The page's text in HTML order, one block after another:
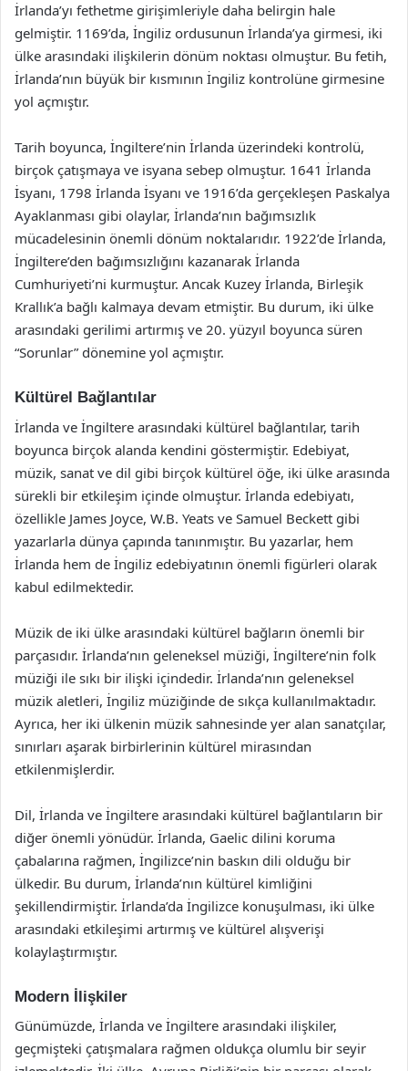
İrlanda’yı fethetme girişimleriyle daha belirgin hale
gelmiştir. 1169’da, İngiliz ordusunun İrlanda’ya girmesi, iki
ülke arasındaki ilişkilerin dönüm noktası olmuştur. Bu fetih,
İrlanda’nın büyük bir kısmının İngiliz kontrolüne girmesine
yol açmıştır.
Tarih boyunca, İngiltere’nin İrlanda üzerindeki kontrolü,
birçok çatışmaya ve isyana sebep olmuştur. 1641 İrlanda
İsyanı, 1798 İrlanda İsyanı ve 1916’da gerçekleşen Paskalya
Ayaklanması gibi olaylar, İrlanda’nın bağımsızlık
mücadelesinin önemli dönüm noktalarıdır. 1922’de İrlanda,
İngiltere’den bağımsızlığını kazanarak İrlanda
Cumhuriyeti’ni kurmuştur. Ancak Kuzey İrlanda, Birleşik
Krallık’a bağlı kalmaya devam etmiştir. Bu durum, iki ülke
arasındaki gerilimi artırmış ve 20. yüzyıl boyunca süren
“Sorunlar” dönemine yol açmıştır.
Kültürel Bağlantılar
İrlanda ve İngiltere arasındaki kültürel bağlantılar, tarih
boyunca birçok alanda kendini göstermiştir. Edebiyat,
müzik, sanat ve dil gibi birçok kültürel öğe, iki ülke arasında
sürekli bir etkileşim içinde olmuştur. İrlanda edebiyatı,
özellikle James Joyce, W.B. Yeats ve Samuel Beckett gibi
yazarlarla dünya çapında tanınmıştır. Bu yazarlar, hem
İrlanda hem de İngiliz edebiyatının önemli figürleri olarak
kabul edilmektedir.
Müzik de iki ülke arasındaki kültürel bağların önemli bir
parçasıdır. İrlanda’nın geleneksel müziği, İngiltere’nin folk
müziği ile sıkı bir ilişki içindedir. İrlanda’nın geleneksel
müzik aletleri, İngiliz müziğinde de sıkça kullanılmaktadır.
Ayrıca, her iki ülkenin müzik sahnesinde yer alan sanatçılar,
sınırları aşarak birbirlerinin kültürel mirasından
etkilenmişlerdir.
Dil, İrlanda ve İngiltere arasındaki kültürel bağlantıların bir
diğer önemli yönüdür. İrlanda, Gaelic dilini koruma
çabalarına rağmen, İngilizce’nin baskın dili olduğu bir
ülkedir. Bu durum, İrlanda’nın kültürel kimliğini
şekillendirmiştir. İrlanda’da İngilizce konuşulması, iki ülke
arasındaki etkileşimi artırmış ve kültürel alışverişi
kolaylaştırmıştır.
Modern İlişkiler
Günümüzde, İrlanda ve İngiltere arasındaki ilişkiler,
geçmişteki çatışmalara rağmen oldukça olumlu bir seyir